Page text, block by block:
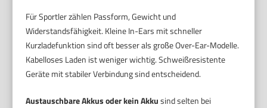
Für Sportler zählen Passform, Gewicht und
Widerstandsfähigkeit. Kleine In-Ears mit schneller
Kurzladefunktion sind oft besser als große Over-Ear-Modelle.
Kabelloses Laden ist weniger wichtig. Schweißresistente
Geräte mit stabiler Verbindung sind entscheidend.
Austauschbare Akkus oder kein Akkusind selten bei